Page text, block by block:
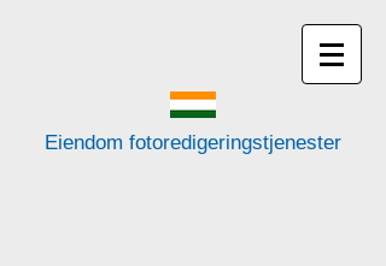
Eiendom fotoredigeringstjenester